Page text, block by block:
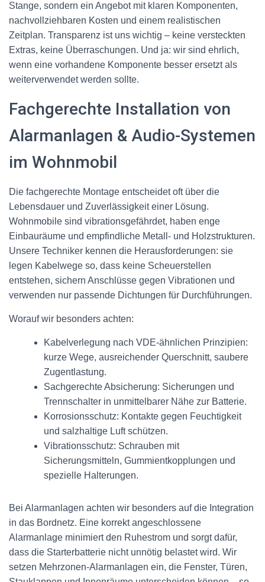
Stange, sondern ein Angebot mit klaren Komponenten,
nachvollziehbaren Kosten und einem realistischen
Zeitplan. Transparenz ist uns wichtig – keine versteckten
Extras, keine Überraschungen. Und ja: wir sind ehrlich,
wenn eine vorhandene Komponente besser ersetzt als
weiterverwendet werden sollte.
Fachgerechte Installation von
Alarmanlagen & Audio-Systemen
im Wohnmobil
Die fachgerechte Montage entscheidet oft über die
Lebensdauer und Zuverlässigkeit einer Lösung.
Wohnmobile sind vibrationsgefährdet, haben enge
Einbauräume und empfindliche Metall- und Holzstrukturen.
Unsere Techniker kennen die Herausforderungen: sie
legen Kabelwege so, dass keine Scheuerstellen
entstehen, sichern Anschlüsse gegen Vibrationen und
verwenden nur passende Dichtungen für Durchführungen.
Worauf wir besonders achten:
Kabelverlegung nach VDE-ähnlichen Prinzipien:
kurze Wege, ausreichender Querschnitt, saubere
Zugentlastung.
Sachgerechte Absicherung: Sicherungen und
Trennschalter in unmittelbarer Nähe zur Batterie.
Korrosionsschutz: Kontakte gegen Feuchtigkeit
und salzhaltige Luft schützen.
Vibrationsschutz: Schrauben mit
Sicherungsmitteln, Gummientkopplungen und
spezielle Halterungen.
Bei Alarmanlagen achten wir besonders auf die Integration
in das Bordnetz. Eine korrekt angeschlossene
Alarmanlage minimiert den Ruhestrom und sorgt dafür,
dass die Starterbatterie nicht unnötig belastet wird. Wir
setzen Mehrzonen-Alarmanlagen ein, die Fenster, Türen,